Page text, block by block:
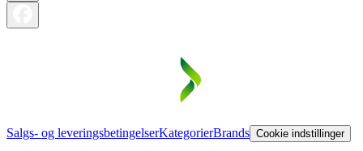
Salgs- og leveringsbetingelserKategorierBrands Cookie indstillinger